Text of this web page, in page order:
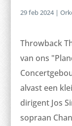
29 feb 2024|
Throwback
van ons
alvast een
dirigent Jos
sopraan